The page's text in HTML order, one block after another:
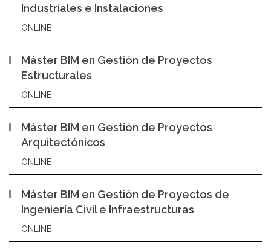
Industriales e Instalaciones
ONLINE
Máster BIM en Gestión de Proyectos
Estructurales
ONLINE
Máster BIM en Gestión de Proyectos
Arquitectónicos
ONLINE
Máster BIM en Gestión de Proyectos de
Ingeniería Civil e Infraestructuras
ONLINE